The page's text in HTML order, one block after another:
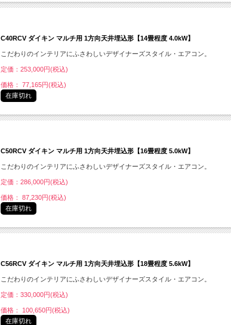
C40RCV ダイキン マルチ用 1方向天井埋込形【14畳程度 4.0kW】
こだわりのインテリアにふさわしいデザイナーズスタイル・エアコン。
定価：253,000円(税込)
価格： 77,165円(税込)
在庫切れ
C50RCV ダイキン マルチ用 1方向天井埋込形【16畳程度 5.0kW】
こだわりのインテリアにふさわしいデザイナーズスタイル・エアコン。
定価：286,000円(税込)
価格： 87,230円(税込)
在庫切れ
C56RCV ダイキン マルチ用 1方向天井埋込形【18畳程度 5.6kW】
こだわりのインテリアにふさわしいデザイナーズスタイル・エアコン。
定価：330,000円(税込)
価格： 100,650円(税込)
在庫切れ